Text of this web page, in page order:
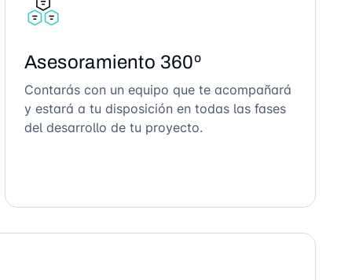
Asesoramiento 360º
Contarás con un equipo que te acompañará
y estará a tu disposición en todas las fases
del desarrollo de tu proyecto.